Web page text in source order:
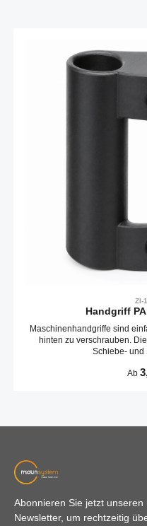
ZI-
Handgriff
Maschinenhandgriffe sind
hinten zu verschrauben.
Schiebe- und
Ab
Abonnieren Sie jetzt
Newsletter, um rechtzeitig